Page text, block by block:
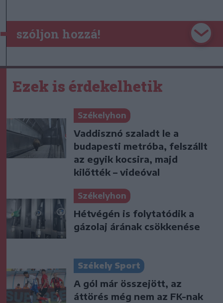
szóljon hozzá!
Ezek is érdekelhetik
Székelyhon
Vaddisznó szaladt le a
budapesti metróba, felszállt
az egyik kocsira, majd
kilőtték – videóval
Székelyhon
Hétvégén is folytatódik a
gázolaj árának csökkenése
Székely Sport
A gól már összejött, az
áttörés még nem az FK-nak